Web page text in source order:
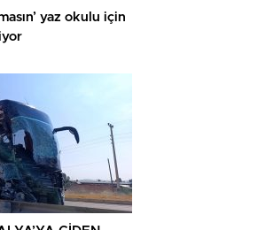
yaz okulu için